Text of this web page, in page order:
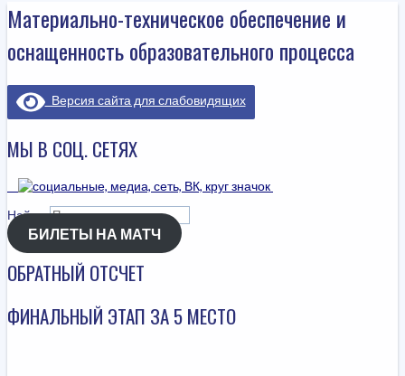
Материально-техническое обеспечение и
оснащенность образовательного процесса
Версия сайта для слабовидящих
МЫ В СОЦ. СЕТЯХ
Найти:
БИЛЕТЫ НА МАТЧ
ОБРАТНЫЙ ОТСЧЕТ
ФИНАЛЬНЫЙ ЭТАП ЗА 5 МЕСТО